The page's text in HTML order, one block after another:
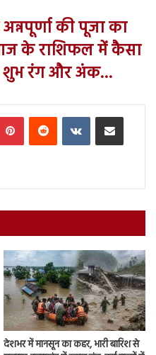
की पूजा का
के राशिफल में कैसा
शुभ रंग और अंक…
PinterestReddit VKontakteShare via Email
देशभर में मानसून का कहर, भारी बारिश से